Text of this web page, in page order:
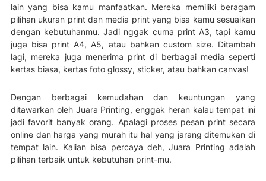
lain yang bisa kamu manfaatkan. Mereka memiliki beragam
pilihan ukuran print dan media print yang bisa kamu sesuaikan
dengan kebutuhanmu. Jadi nggak cuma print A3, tapi kamu
juga bisa print A4, A5, atau bahkan custom size. Ditambah
lagi, mereka juga menerima print di berbagai media seperti
kertas biasa, kertas foto glossy, sticker, atau bahkan canvas!
Dengan berbagai kemudahan dan keuntungan yang
ditawarkan oleh Juara Printing, enggak heran kalau tempat ini
jadi favorit banyak orang. Apalagi proses pesan print secara
online dan harga yang murah itu hal yang jarang ditemukan di
tempat lain. Kalian bisa percaya deh, Juara Printing adalah
pilihan terbaik untuk kebutuhan print-mu.